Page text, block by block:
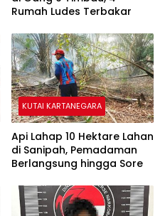
Rumah Ludes Terbakar
KUTAI KARTANEGARA
Api Lahap 10 Hektare Lahan
di Sanipah, Pemadaman
Berlangsung hingga Sore